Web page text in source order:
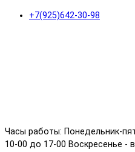
+7(925)642-30-98
Часы работы: Понедельник-
10-00 до 17-00 Воскресенье -